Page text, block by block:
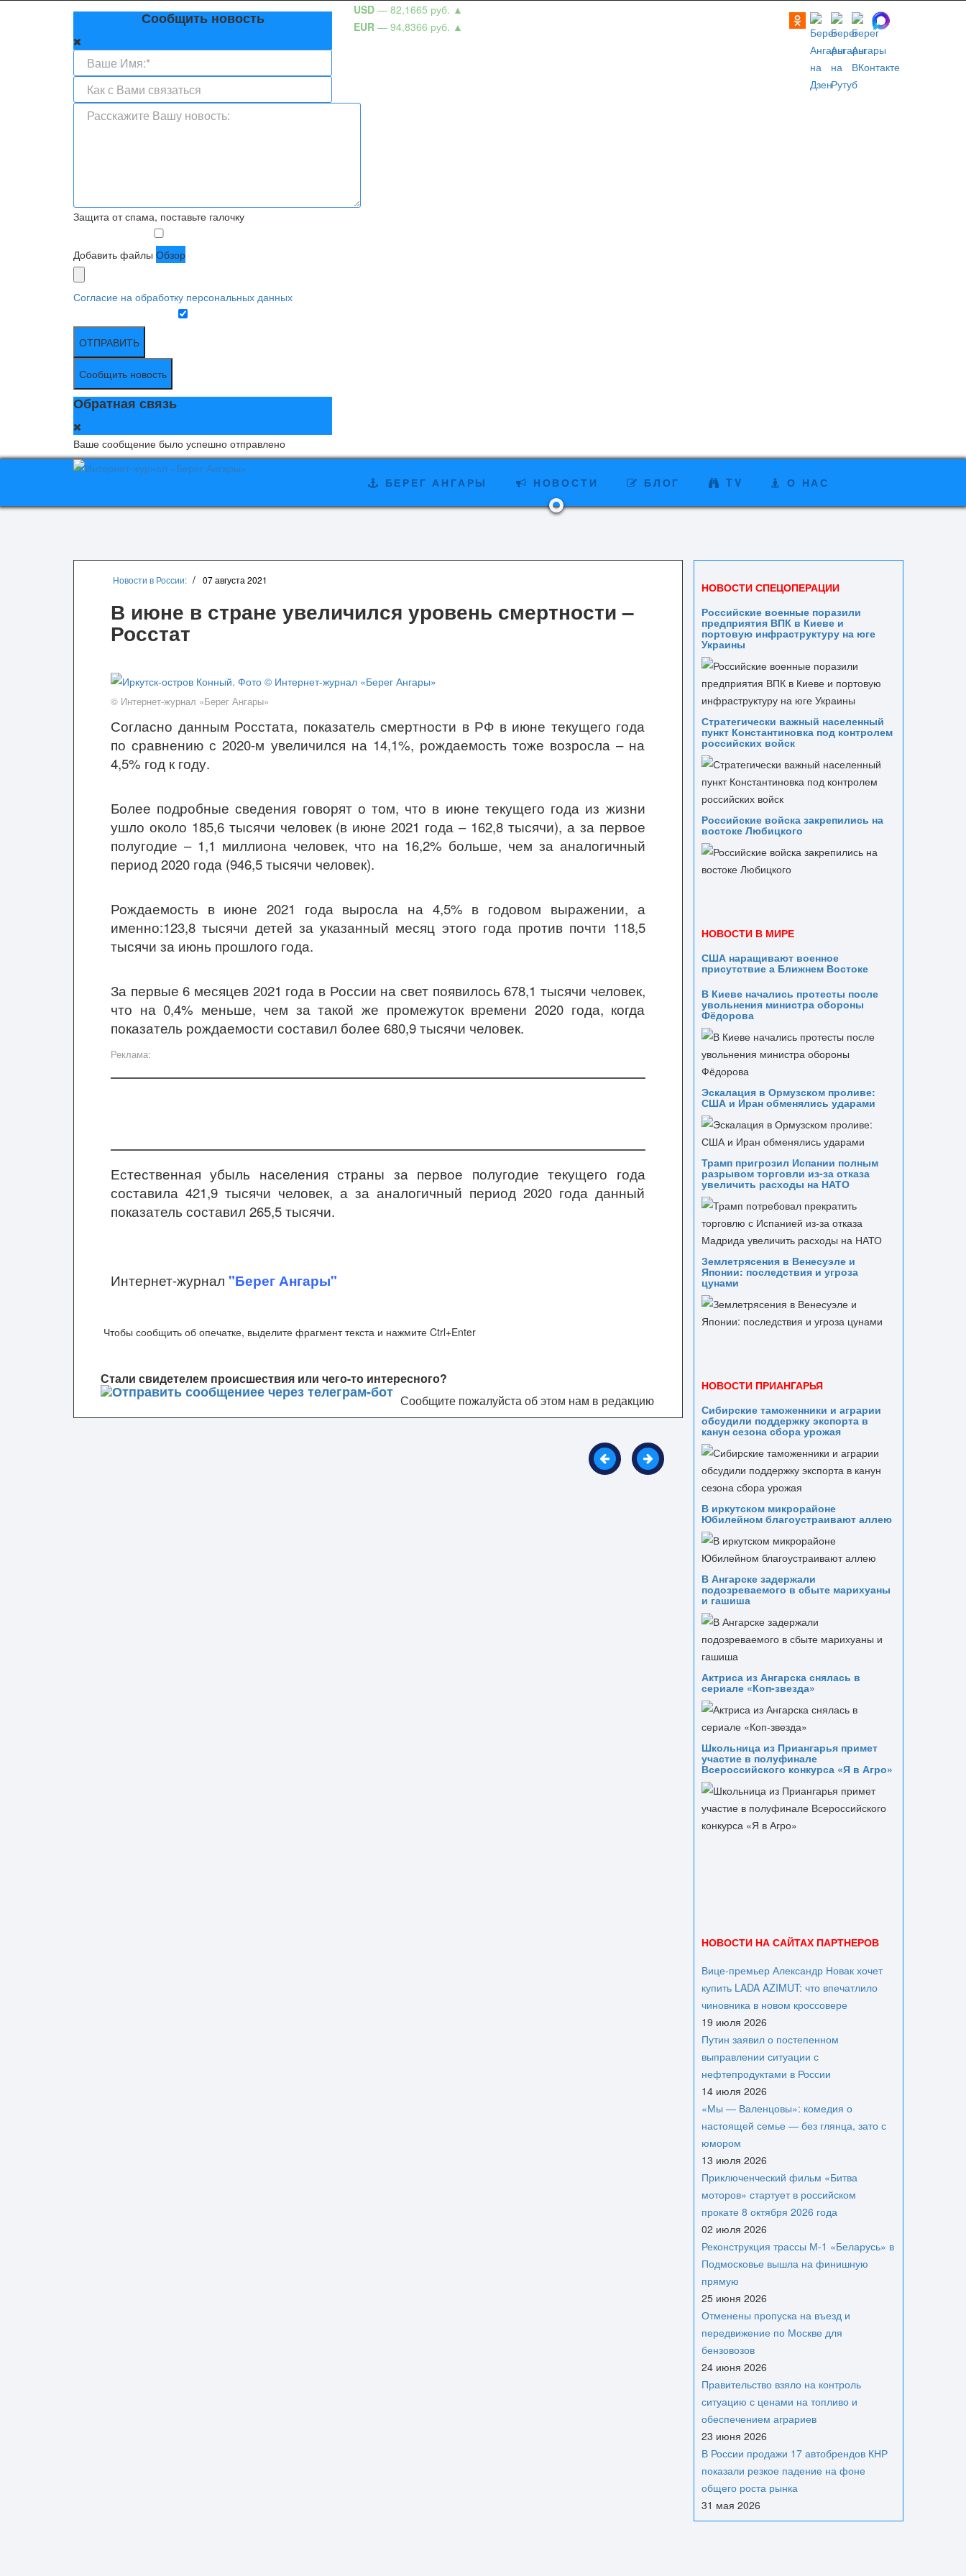
Сообщить новость
Защита от спама, поставьте галочку
Добавить файлы Обзор
Согласие на обработку персональных данных
ОТПРАВИТЬ
Сообщить новость
Обратная связь
Ваше сообщение было успешно отправлено
USD — 82,1665 руб. ▲
EUR — 94,8366 руб. ▲
БЕРЕГ АНГАРЫ НОВОСТИ БЛОГ TV О НАС
Новости в России: 07 августа 2021
В июне в стране увеличился уровень смертности –
Росстат
© Интернет-журнал «Берег Ангары»
Согласно данным Росстата, показатель смертности в РФ в июне текущего года
по сравнению с 2020-м увеличился на 14,1%, рождаемость тоже возросла – на
4,5% год к году.
Более подробные сведения говорят о том, что в июне текущего года из жизни
ушло около 185,6 тысячи человек (в июне 2021 года – 162,8 тысячи), а за первое
полугодие – 1,1 миллиона человек, что на 16,2% больше, чем за аналогичный
период 2020 года (946,5 тысячи человек).
Рождаемость в июне 2021 года выросла на 4,5% в годовом выражении, а
именно:123,8 тысячи детей за указанный месяц этого года против почти 118,5
тысячи за июнь прошлого года.
За первые 6 месяцев 2021 года в России на свет появилось 678,1 тысячи человек,
что на 0,4% меньше, чем за такой же промежуток времени 2020 года, когда
показатель рождаемости составил более 680,9 тысячи человек.
Реклама:
Естественная убыль населения страны за первое полугодие текущего года
составила 421,9 тысячи человек, а за аналогичный период 2020 года данный
показатель составил 265,5 тысячи.
Интернет-журнал "Берег Ангары"
Стали свидетелем происшествия или чего-то интересного?
Сообщите пожалуйста об этом нам в редакцию
Чтобы сообщить об опечатке, выделите фрагмент текста и нажмите Ctrl+Enter
НОВОСТИ СПЕЦОПЕРАЦИИ
Российские военные поразили
предприятия ВПК в Киеве и
портовую инфраструктуру на юге
Украины
Стратегически важный населенный
пункт Константиновка под контролем
российских войск
Российские войска закрепились на
востоке Любицкого
НОВОСТИ В МИРЕ
США наращивают военное
присутствие а Ближнем Востоке
В Киеве начались протесты после
увольнения министра обороны
Фёдорова
Эскалация в Ормузском проливе:
США и Иран обменялись ударами
Трамп пригрозил Испании полным
разрывом торговли из‑за отказа
увеличить расходы на НАТО
Землетрясения в Венесуэле и
Японии: последствия и угроза
цунами
НОВОСТИ ПРИАНГАРЬЯ
Сибирские таможенники и аграрии
обсудили поддержку экспорта в
канун сезона сбора урожая
В иркутском микрорайоне
Юбилейном благоустраивают аллею
В Ангарске задержали
подозреваемого в сбыте марихуаны
и гашиша
Актриса из Ангарска снялась в
сериале «Коп-звезда»
Школьница из Приангарья примет
участие в полуфинале
Всероссийского конкурса «Я в Агро»
НОВОСТИ НА САЙТАХ ПАРТНЕРОВ
Вице‑премьер Александр Новак хочет
купить LADA AZIMUT: что впечатлило
чиновника в новом кроссовере
19 июля 2026
Путин заявил о постепенном
выправлении ситуации с
нефтепродуктами в России
14 июля 2026
«Мы — Валенцовы»: комедия о
настоящей семье — без глянца, зато с
юмором
13 июля 2026
Приключенческий фильм «Битва
моторов» стартует в российском
прокате 8 октября 2026 года
02 июля 2026
Реконструкция трассы М-1 «Беларусь» в
Подмосковье вышла на финишную
прямую
25 июня 2026
Отменены пропуска на въезд и
передвижение по Москве для
бензовозов
24 июня 2026
Правительство взяло на контроль
ситуацию с ценами на топливо и
обеспечением аграриев
23 июня 2026
В России продажи 17 автобрендов КНР
показали резкое падение на фоне
общего роста рынка
31 мая 2026